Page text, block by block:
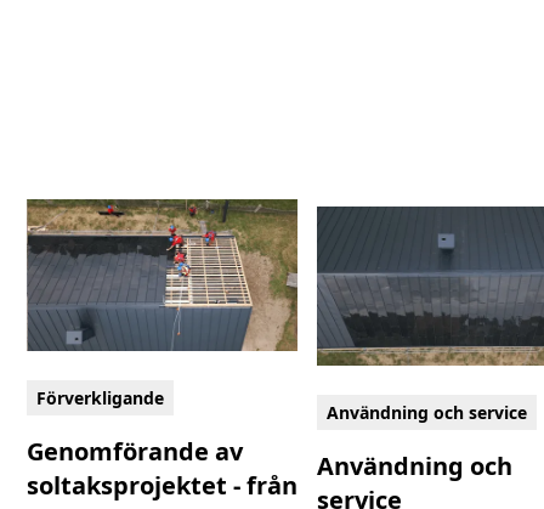
Förverkligande
Genomförande av
soltaksprojektet - från
Användning och service
Användning och
service